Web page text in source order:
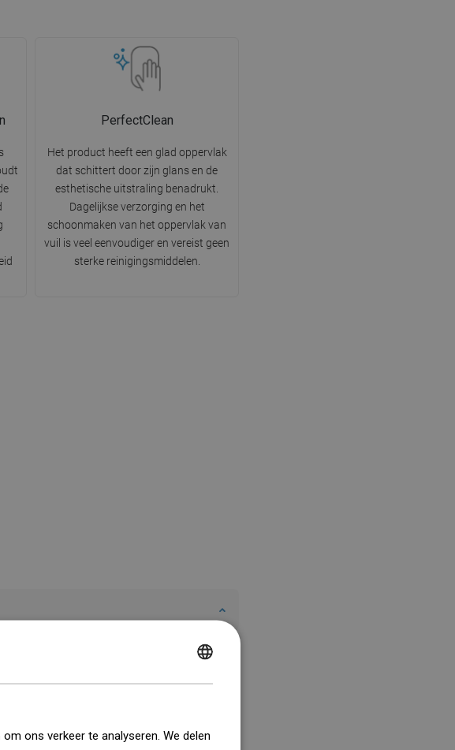
PerfectClean
Het product heeft een glad oppervlak
dat schittert door zijn glans en de
esthetische uitstraling benadrukt.
Dagelijkse verzorging en het
schoonmaken van het oppervlak van
vuil is veel eenvoudiger en vereist geen
sterke reinigingsmiddelen.
ons verkeer te analyseren. We delen